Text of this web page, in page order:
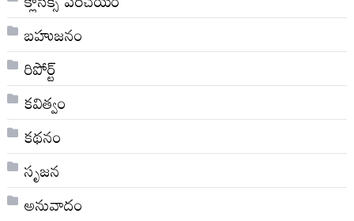
బహుజనం
రిపోర్ట్
కవిత్వం
కథనం
సృజన
అనువాదం